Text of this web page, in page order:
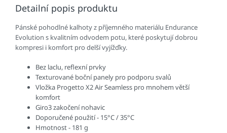
Detailní popis produktu
Pánské pohodlné kalhoty z příjemného materiálu Endurance
Evolution s kvalitním odvodem potu, které poskytují dobrou
kompresi i komfort pro delší vyjížďky.
Bez laclu, reflexní prvky
Texturované boční panely pro podporu svalů
Vložka Progetto X2 Air Seamless pro mnohem větší
komfort
Giro3 zakočení nohavic
Doporučené použití - 15°C / 35°C
Hmotnost - 181 g